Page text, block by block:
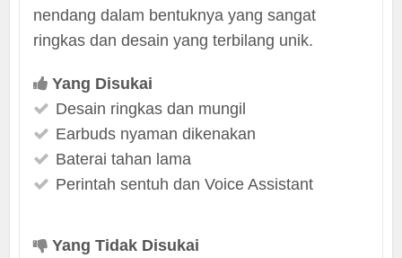
nendang dalam bentuknya yang sangat
ringkas dan desain yang terbilang unik.
Yang Disukai
Desain ringkas dan mungil
Earbuds nyaman dikenakan
Baterai tahan lama
Perintah sentuh dan Voice Assistant
Yang Tidak Disukai